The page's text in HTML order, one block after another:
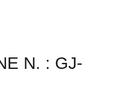
N. : GJ-